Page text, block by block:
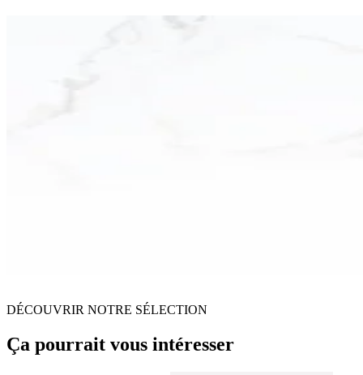
DÉCOUVRIR NOTRE SÉLECTION
Ça pourrait vous intéresser